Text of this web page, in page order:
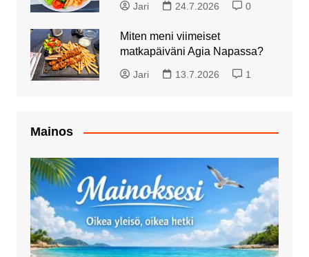
Jari 24.7.2026 0
Miten meni viimeiset
matkapäiväni Agia Napassa?
Jari 13.7.2026 1
Mainos